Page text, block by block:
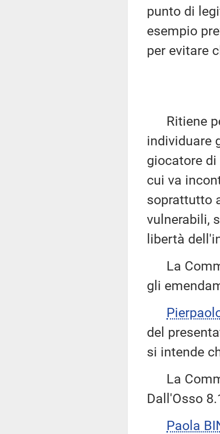
punto di
esempio
per evitare
Ritiene
individuare
giocatore
cui va
soprattutto
vulnerabili,
libertà
La
gli
del
si intende
La
Dall'Osso
Paola